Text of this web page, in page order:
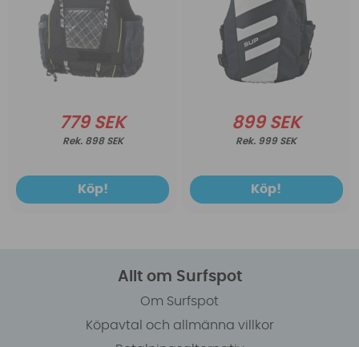
779 SEK
898 SEK
Köp!
899 SEK
999 SEK
Köp!
Allt om Surfspot
Om Surfspot
Köpavtal och allmänna villkor